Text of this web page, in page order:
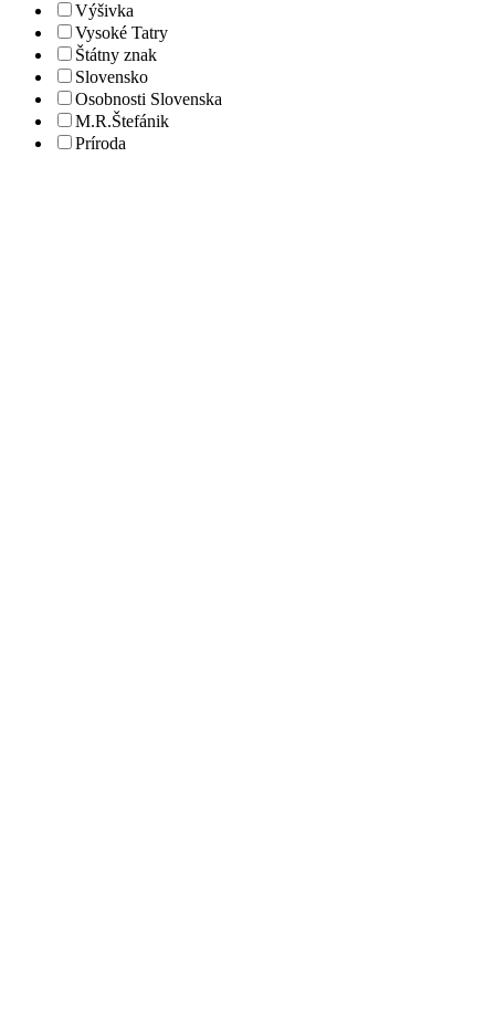
Výšivka
Vysoké Tatry
Štátny znak
Slovensko
Osobnosti Slovenska
M.R.Štefánik
Príroda